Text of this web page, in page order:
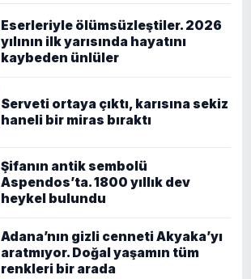
Eserleriyle ölümsüzleştiler. 2026
yılının ilk yarısında hayatını
kaybeden ünlüler
Serveti ortaya çıktı, karısına sekiz
haneli bir miras bıraktı
Şifanın antik sembolü
Aspendos’ta. 1800 yıllık dev
heykel bulundu
Adana’nın gizli cenneti Akyaka’yı
aratmıyor. Doğal yaşamın tüm
renkleri bir arada